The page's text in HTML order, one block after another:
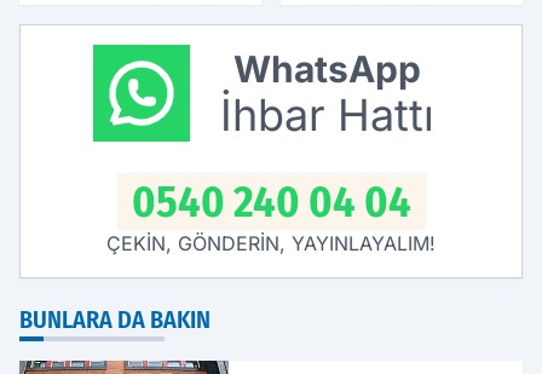
WhatsApp
İhbar Hattı
0540 240 04 04
ÇEKİN, GÖNDERİN, YAYINLAYALIM!
BUNLARA DA BAKIN